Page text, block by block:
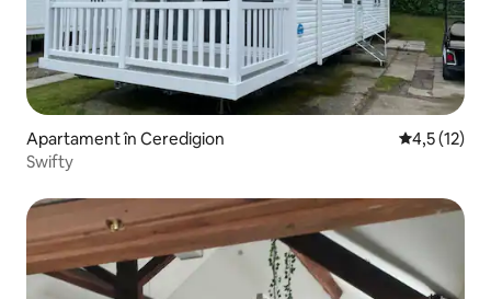
Apartament în Ceredigion Scor mediu
4,5 (12)
Swifty